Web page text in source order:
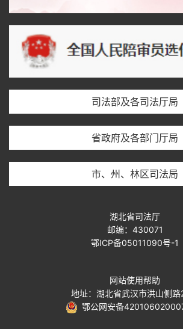
司法部及各司法厅局
省政府及各部门厅局
市、州、林区司法局
湖北省司法厅
邮编：430071
鄂ICP备05011090号-1
网站使用帮助
地址：湖北省武汉市洪山侧路
鄂公网安备